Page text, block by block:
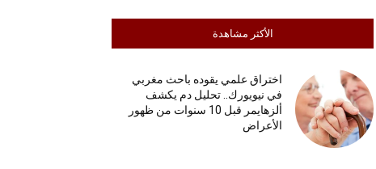
الأكثر مشاهدة
اختراق علمي يقوده باحث مغربي
في نيويورك.. تحليل دم يكشف
ألزهايمر قبل 10 سنوات من ظهور
الأعراض